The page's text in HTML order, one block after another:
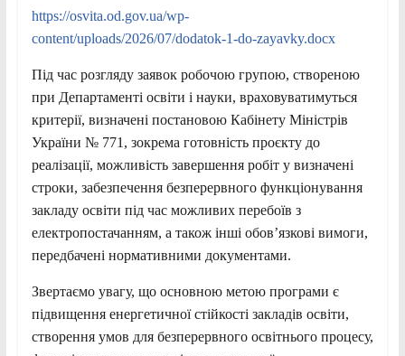
https://osvita.od.gov.ua/wp-
content/uploads/2026/07/dodatok-1-do-zayavky.docx
Під час розгляду заявок робочою групою, створеною
при Департаменті освіти і науки, враховуватимуться
критерії, визначені постановою Кабінету Міністрів
України № 771, зокрема готовність проєкту до
реалізації, можливість завершення робіт у визначені
строки, забезпечення безперервного функціонування
закладу освіти під час можливих перебоїв з
електропостачанням, а також інші обов’язкові вимоги,
передбачені нормативними документами.
Звертаємо увагу, що основною метою програми є
підвищення енергетичної стійкості закладів освіти,
створення умов для безперервного освітнього процесу,